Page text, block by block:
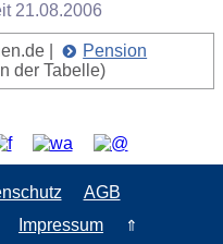
21.08.2006
|
Pension
der Tabelle)
AGB
Impressum ⇑